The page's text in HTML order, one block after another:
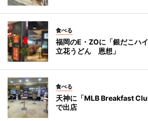
食べる
福岡のE・ZOに「銀だこハ
立花うどん 恩想」
食べる
天神に「MLB Breakfast
で出店